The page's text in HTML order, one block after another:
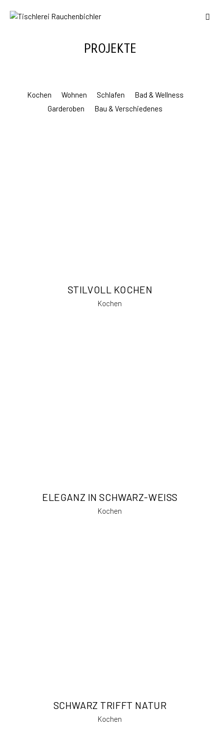
PROJEKTE
Kochen Wohnen Schlafen
Bad & Wellness
Garderoben
Bau & Verschiedenes
STILVOLL KOCHEN
Kochen
ELEGANZ IN SCHWARZ-WEISS
Kochen
SCHWARZ TRIFFT NATUR
Kochen